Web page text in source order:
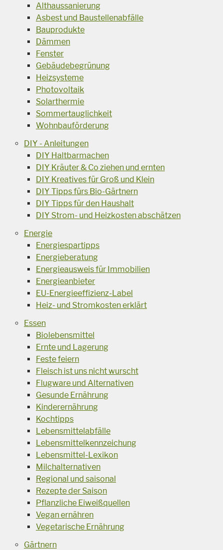
Althaussanierung
Asbest und Baustellenabfälle
Bauprodukte
Dämmen
Fenster
Gebäudebegrünung
Heizsysteme
Photovoltaik
Solarthermie
Sommertauglichkeit
Wohnbauförderung
DIY - Anleitungen
DIY Haltbarmachen
DIY Kräuter & Co ziehen und ernten
DIY Kreatives für Groß und Klein
DIY Tipps fürs Bio-Gärtnern
DIY Tipps für den Haushalt
DIY Strom- und Heizkosten abschätzen
Energie
Energiespartipps
Energieberatung
Energieausweis für Immobilien
Energieanbieter
EU-Energieeffizienz-Label
Heiz- und Stromkosten erklärt
Essen
Biolebensmittel
Ernte und Lagerung
Feste feiern
Fleisch ist uns nicht wurscht
Flugware und Alternativen
Gesunde Ernährung
Kinderernährung
Kochtipps
Lebensmittelabfälle
Lebensmittelkennzeichung
Lebensmittel-Lexikon
Milchalternativen
Regional und saisonal
Rezepte der Saison
Pflanzliche Eiweißquellen
Vegan ernähren
Vegetarische Ernährung
Gärtnern